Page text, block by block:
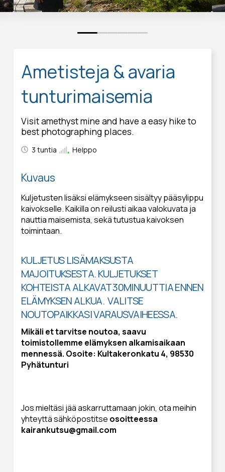
0 1 2 3 4 5
Ametisteja & avaria
tunturimaisemia
Visit amethyst mine and have a easy hike to
best photographing places.
3 tuntia Helppo
Kuvaus
Kuljetusten lisäksi elämykseen sisältyy pääsylippu
kaivokselle. Kaikilla on reilusti aikaa valokuvata ja
nauttia maisemista, sekä tutustua kaivoksen
toimintaan.
KULJETUS LISÄMAKSUSTA
MAJOITUKSESTA. KULJETUKSET
KOHTEISTA ALKAVAT 30MINUUTTIA ENNEN
ELÄMYKSEN ALKUA. VALITSE
NOUTOPAIKKASI VARAUSVAIHEESSA.
Mikäli et tarvitse noutoa, saavu
toimistollemme elämyksen alkamisaikaan
mennessä. Osoite: Kultakeronkatu 4, 98530
Pyhätunturi
Jos mieltäsi jää askarruttamaan jokin, ota meihin
yhteyttä sähköpostitse osoitteessa
kairankutsu@gmail.com